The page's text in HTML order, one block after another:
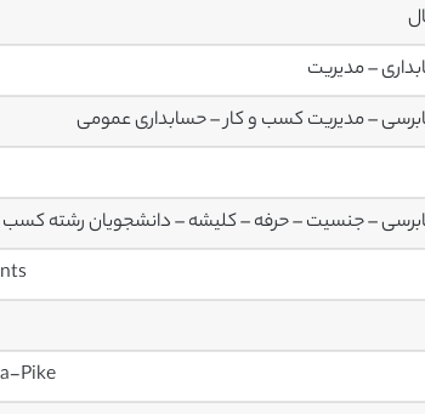
– مدیریت
– مدیریت کسب و کار – حسابداری عمومی
– جنسیت – حرفه – کلیشه – دانشجویان رشته کسب
Pike